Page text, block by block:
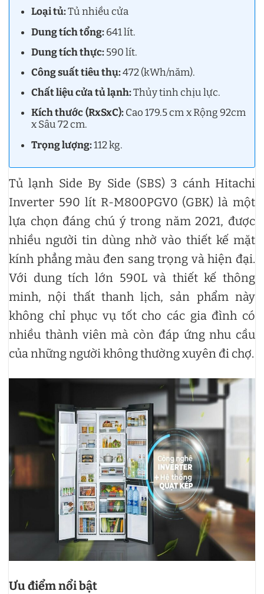
Loại tủ:Tủ nhiều cửa
Dung tích tổng:641 lít.
Dung tích thực:590 lít.
Công suất tiêu thụ:472 (kWh/năm).
Chất liệu cửa tủ lạnh:Thủy tinh chịu lực.
Kích thước (RxSxC):Cao 179.5 cm x Rộng 92cm
x Sâu 72 cm.
Trọng lượng:112 kg.
Tủ lạnh Side By Side (SBS) 3 cánh Hitachi
Inverter 590 lít R-M800PGV0 (GBK) là một
lựa chọn đáng chú ý trong năm 2021, được
nhiều người tin dùng nhờ vào thiết kế mặt
kính phẳng màu đen sang trọng và hiện đại.
Với dung tích lớn 590L và thiết kế thông
minh, nội thất thanh lịch, sản phẩm này
không chỉ phục vụ tốt cho các gia đình có
nhiều thành viên mà còn đáp ứng nhu cầu
của những người không thường xuyên đi chợ.
Ưu điểm nổi bật